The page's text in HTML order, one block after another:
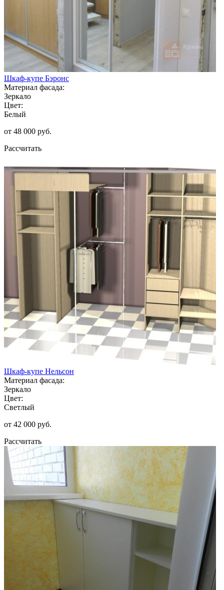
Шкаф-купе Бэронс
Материал фасада:
Зеркало
Цвет:
Белый
от 48 000 руб.
Рассчитать
Шкаф-купе Нельсон
Материал фасада:
Зеркало
Цвет:
Светлый
от 42 000 руб.
Рассчитать